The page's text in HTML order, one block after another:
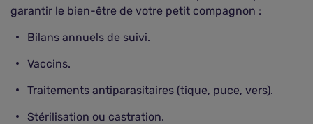
garantir le bien-être de votre petit compagnon :
Bilans annuels de suivi.
Vaccins.
Traitements antiparasitaires (tique, puce, vers).
Stérilisation ou castration.